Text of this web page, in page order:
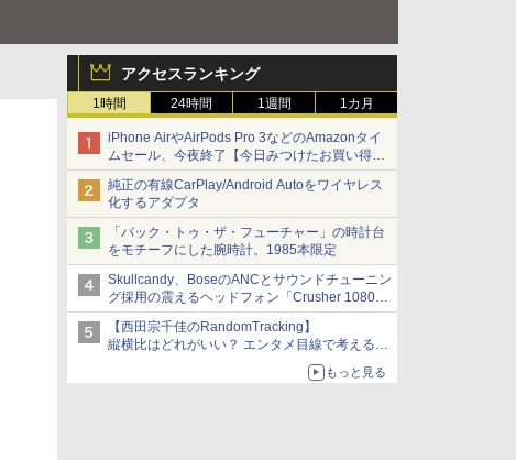
アクセスランキング
1時間 24時間 1週間 1カ月
iPhone AirやAirPods Pro 3などのAmazonタイ
ムセール、今夜終了【今日みつけたお買い得
品】
純正の有線CarPlay/Android Autoをワイヤレス
化するアダプタ
「バック・トゥ・ザ・フューチャー」の時計台
をモチーフにした腕時計。1985本限定
Skullcandy、BoseのANCとサウンドチューニン
グ採用の震えるヘッドフォン「Crusher 1080
ANC」
【西田宗千佳のRandomTracking】
縦横比はどれがいい？ エンタメ目線で考える、
もっと見る